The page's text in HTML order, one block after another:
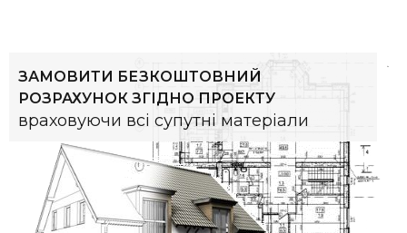
ЗАМОВИТИ БЕЗКОШТОВНИЙ
РОЗРАХУНОК ЗГІДНО ПРОЕКТУ
враховуючи всі супутні матеріали